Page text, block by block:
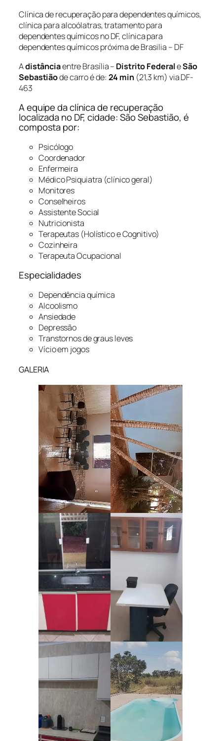
Clínica de recuperação para dependentes químicos,
clínica para alcoólatras, tratamento para
dependentes químicos no DF, clínica para
dependentes químicos próxima de Brasilia – DF
Adistânciaentre Brasília – Distrito FederaleSão
Sebastiãode carro é de: 24 min(21,3 km) via DF-
463
A equipe da clínica de recuperação
localizada no DF, cidade: São Sebastião, é
composta por:
Psicólogo
Coordenador
Enfermeira
Médico Psiquiatra (clínico geral)
Monitores
Conselheiros
Assistente Social
Nutricionista
Terapeutas (Holístico e Cognitivo)
Cozinheira
Terapeuta Ocupacional
Especialidades
Dependência química
Alcoolismo
Ansiedade
Depressão
Transtornos de graus leves
Vício em jogos
GALERIA